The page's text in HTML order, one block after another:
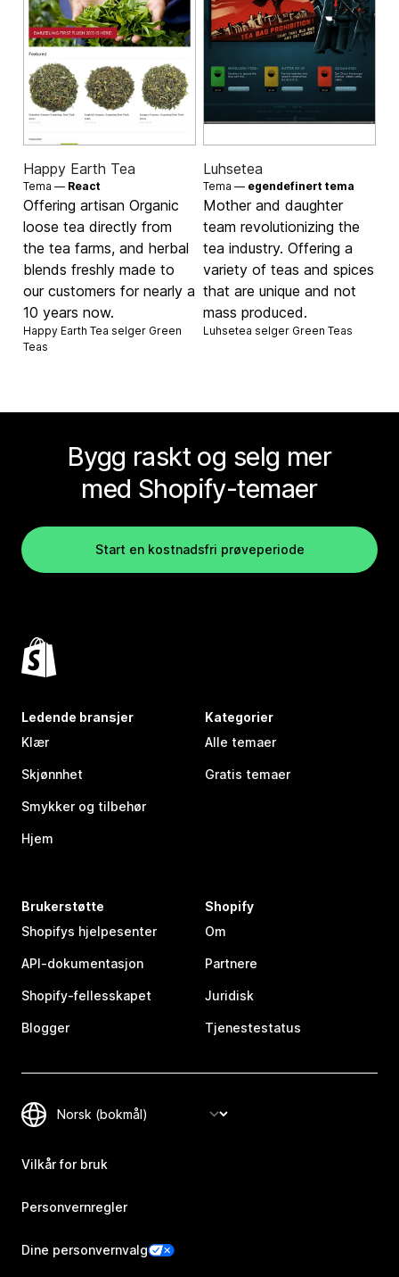
Happy Earth Tea
Tema — React
Offering artisan Organic
loose tea directly from
the tea farms, and herbal
blends freshly made to
our customers for nearly a
10 years now.
Happy Earth Tea selger Green
Teas
Luhsetea
Tema — egendefinert tema
Mother and daughter
team revolutionizing the
tea industry. Offering a
variety of teas and spices
that are unique and not
mass produced.
Luhsetea selger Green Teas
Bygg raskt og selg mer
med Shopify-temaer
Start en kostnadsfri prøveperiode
Ledende bransjer
Klær
Skjønnhet
Smykker og tilbehør
Hjem
Kategorier
Alle temaer
Gratis temaer
Brukerstøtte
Shopifys hjelpesenter
API-dokumentasjon
Shopify-fellesskapet
Blogger
Shopify
Om
Partnere
Juridisk
Tjenestestatus
Vilkår for bruk
Personvernregler
Dine personvernvalg